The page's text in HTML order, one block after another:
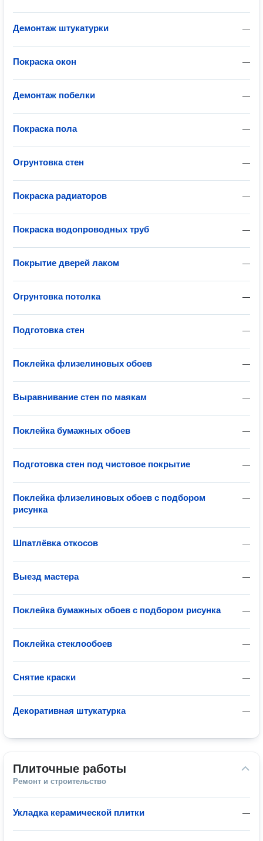
—
Демонтаж штукатурки
—
Покраска окон
—
Демонтаж побелки
—
Покраска пола
—
Огрунтовка стен
—
Покраска радиаторов
—
Покраска водопроводных труб
—
Покрытие дверей лаком
—
Огрунтовка потолка
—
Подготовка стен
—
Поклейка флизелиновых обоев
—
Выравнивание стен по маякам
—
Поклейка бумажных обоев
—
Подготовка стен под чистовое покрытие
—
Поклейка флизелиновых обоев с подбором
рисунка
—
Шпатлёвка откосов
—
Выезд мастера
—
Поклейка бумажных обоев с подбором рисунка
—
Поклейка стеклообоев
—
Снятие краски
—
Декоративная штукатурка
Плиточные работы
Ремонт и строительство
—
Укладка керамической плитки